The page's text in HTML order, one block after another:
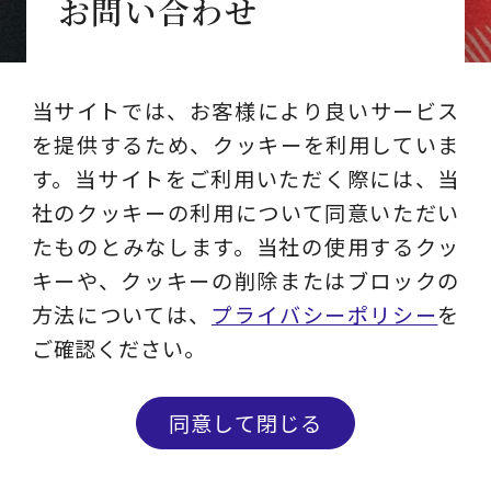
お問い合わせ
更等はこちらからお問い合わせください。
MAIL MAGAZINE
メルマガ登録
ビジネスに役立つ最新ソリューション／
セミナー情報／コラムなどを
当サイトでは、お客様により良いサービス
を提供するため、クッキーを利用していま
す。当サイトをご利用いただく際には、当
社のクッキーの利用について同意いただい
たものとみなします。当社の使用するクッ
キーや、クッキーの削除またはブロックの
方法については、 プライバシーポリシーを
ご確認ください。
同意して閉じる